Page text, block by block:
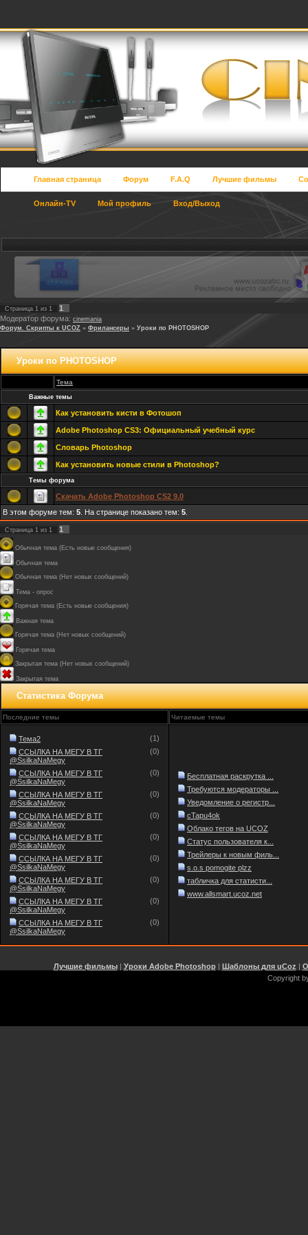
Главная страница Форум F.A.Q Лучшие фильмы
Онлайн-TV Мой профиль Вход/Выход
Страница 1 из 1
1
Модератор форума: cinemania
Форум. Скрипты к UCOZ » Фрилансеры » Уроки по PHOTOSHOP
Уроки по PHOTOSHOP
Тема
Важные темы
Как установить кисти в Фотошоп
Adobe Photoshop CS3: Официальный учебный курс
Словарь Photoshop
Как установить новые стили в Photoshop?
Темы форума
Скачать Adobe Photoshop CS2 9.0
В этом форуме тем: 5 . На странице показано тем: 5
Страница 1 из 1 1
Обычная тема (Есть новые сообщения)
Обычная тема
Обычная тема (Нет новых сообщений)
Тема - опрос
Горячая тема (Есть новые сообщения)
Важная тема
Горячая тема (Нет новых сообщений)
Горячая тема
Закрытая тема (Нет новых сообщений)
Закрытая тема
Статистика Форума
Последние темы Читаемые темы
Тема2
(1)
ССЫЛКА НА МЕГУ В ТГ
@SsilkaNaMegy
(0)
ССЫЛКА НА МЕГУ В ТГ
@SsilkaNaMegy
(0)
ССЫЛКА НА МЕГУ В ТГ
@SsilkaNaMegy
(0)
ССЫЛКА НА МЕГУ В ТГ
@SsilkaNaMegy
(0)
ССЫЛКА НА МЕГУ В ТГ
@SsilkaNaMegy
(0)
ССЫЛКА НА МЕГУ В ТГ
@SsilkaNaMegy
(0)
ССЫЛКА НА МЕГУ В ТГ
@SsilkaNaMegy
(0)
ССЫЛКА НА МЕГУ В ТГ
@SsilkaNaMegy
(0)
ССЫЛКА НА МЕГУ В ТГ
@SsilkaNaMegy
(0)
Бесплатная раскрутка ...
Требуются модераторы ...
Уведомление о регистр...
cTapu4ok
Облако тегов на UCOZ
Статус пользователя к...
Трейлеры к новым филь...
s.o.s pomogite plzz
табличка для статисти...
www.allsmart.ucoz.net
Лучшие фильмы| Уроки Adobe Photoshop| Шаблоны для uCoz |
Copyright